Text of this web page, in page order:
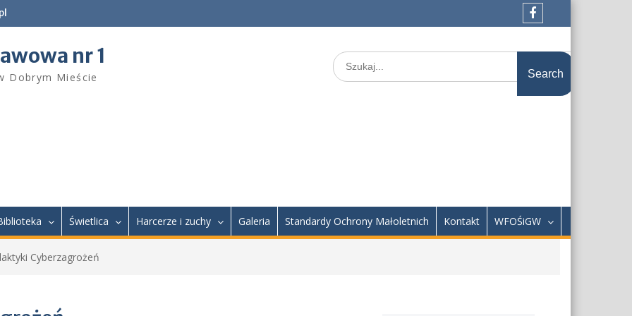
Facebook
nr 1
Dobrym Mieście
Search
for:
Świetlica Harcerze i zuchy Galeria Standardy Ochrony Małoletnich Kontakt WFOŚiGW
Cyberzagrożeń